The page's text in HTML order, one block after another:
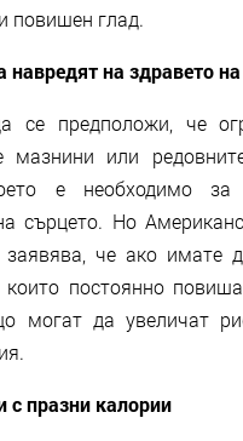
повишен глад.
навредят на здравето
се предположи, че
мазнини или
е необходимо
сърцето. Но
заявява, че ако имате
които постоянно
могат да увеличат
с празни калории